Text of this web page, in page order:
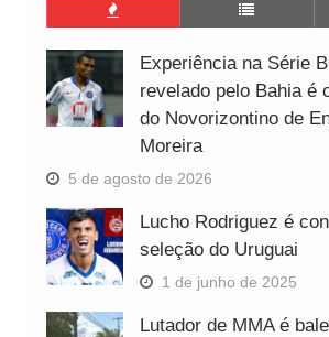
Experiência na Série
revelado pelo Bahia é
do Novorizontino de
Moreira
5 de agosto de 2026
Lucho Rodriguez é
seleção do Uruguai
1 de junho de 2025
Lutador de MMA é